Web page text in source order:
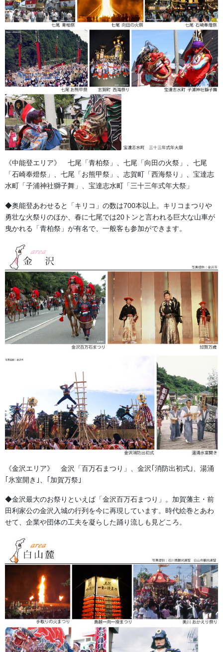
細く柄の素敵な紐は、茶道具の箱などにも使用されています。
金沢・祭りの森佐
お祭り衣装・お祭り用品のご相談は金沢・森佐へお気軽にお問
営業時間 10:00-18:00 〒920-0061金沢市問屋町2丁目85
(FAX076-237-7150)
人形の森佐は12月〜4月末まで土曜、日曜も営業。
お問い合わせ
カテゴリー 生地
タグ 祭用品、紐
お祭備品と豆知識
石崎奉燈まつり 迫力満点のキ
2018/08/08
生地
次の記事
カツラギ生地 綾織綿生地
2018/08/11
法被・はっぴ・はんてん・印半纏
よもやま話
お祭備品と豆知識
お祭用品・品目
獅子舞・衣裳・別仕立・小物
祭り前掛け・けんたい・胸当て
《中能登エリア》 七尾「青柏祭」、七尾「向田の火祭」、七尾
「石崎奉燈祭」、七尾「お熊甲祭」、志賀町「西海祭り」、宝達志
水町「子浦神社獅子舞」、宝達志水町「三十三年式年大祭」
◆奥能登あわせると「キリコ」の数は700本以上。キリコまつりや
勇壮な火祭りのほか、春に七尾では20トンと言われる巨大な山車が
曳かれる「青柏祭」が有名で、一般客も参加ができます。
《金沢エリア》 金沢「百万石まつり」、金沢｢消防出初式｣、湯涌
｢氷室開き｣、｢加賀万祭｣
◆金沢最大のお祭りといえば「金沢百万石まつり」。加賀藩主・前
田利家公の金沢入城の行列を今に再現しています。時代絵巻とあわ
せて、企業や団体の工夫を凝らした踊り流しも見どころ。